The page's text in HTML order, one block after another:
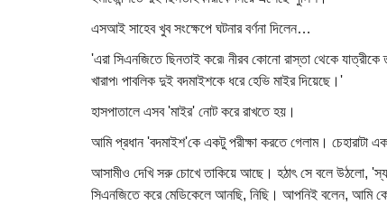
এসআই সাহেব খুব সংক্ষেপে ঘটনার বর্ণনা দিলেন…
'এরা সিএনজিতে ছিনতাই করে৷ নীরব কোনো রাস্তা থেকে
খারাপ৷ পাবলিক দুই বদমাইশকে ধরে হেভি মাইর দিয়েছে।'
হাসপাতালে এসব 'মাইর' নোট করে রাখতে হয়।
আমি প্রধান 'বদমাইশ'কে একটু পরীক্ষা করতে গেলাম। চেহারাটা
আসামীও দেখি সরু চোখে তাকিয়ে আছে। হঠাৎ সে বলে উঠলো,
সিএনজিতে করে মেডিকেলে আনছি, নিছি। আপনিই বলেন, আমি